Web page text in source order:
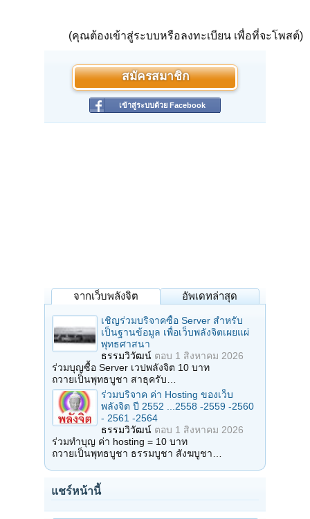
(คุณต้องเข้าสู่ระบบหรือลงทะเบียน เพื่อที่จะโพสต์)
สมัครสมาชิก
เข้าสู่ระบบด้วย Facebook
จากเว็บพลังจิต อัพเดทล่าสุด
เชิญร่วมบริจาคซื้อ Server สำหรับ
เป็นฐานข้อมูล เพื่อเว็บพลังจิตเผยแผ่
พุทธศาสนา
ธรรมวิวัฒน์ ตอบ 1 สิงหาคม 2026
ร่วมบุญซื้อ Server เวปพลังจิต 10 บาท
ถวายเป็นพุทธบูชา สาธุครับ…
ร่วมบริจาค ค่า Hosting ของเว็บ
พลังจิต ปี 2552 ...2558 -2559 -2560
- 2561 -2564
ธรรมวิวัฒน์ ตอบ 1 สิงหาคม 2026
ร่วมทำบุญ ค่า hosting = 10 บาท
ถวายเป็นพุทธบูชา ธรรมบูชา สังฆบูชา…
แชร์หน้านี้